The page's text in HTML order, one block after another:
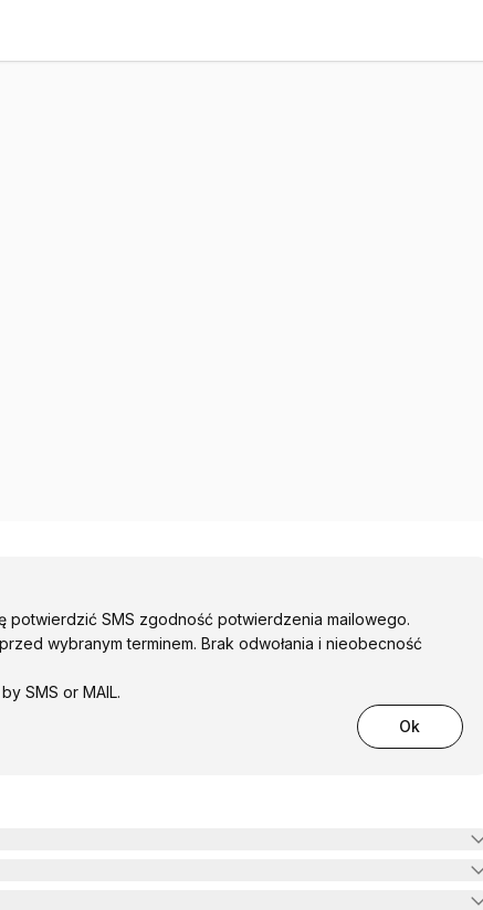
potwierdzić SMS zgodność potwierdzenia mailowego.
wybranym terminem. Brak odwołania i nieobecność
SMS or MAIL.
Ok